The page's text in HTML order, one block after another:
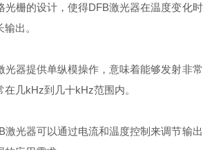
光栅的设计，使得DFB激光器在温度变化时
出。
器提供单纵模操作，意味着能够发射非常
几kHz到几十kHz范围内。
光器可以通过电流和温度控制来调节输出